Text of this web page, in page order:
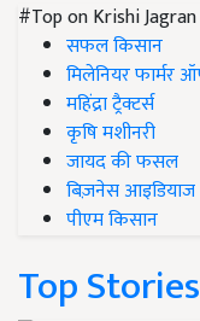
#Top on Krishi Jagran
सफल किसान
मिलेनियर फार्मर
महिंद्रा ट्रैक्टर्स
कृषि मशीनरी
जायद की फसल
बिज़नेस आइडियाज
पीएम किसान
Top Stories